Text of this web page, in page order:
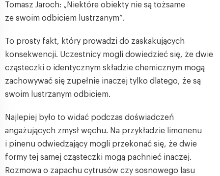
Tomasz Jaroch: „Niektóre obiekty nie są tożsame
ze swoim odbiciem lustrzanym”.
To prosty fakt, który prowadzi do zaskakujących
konsekwencji. Uczestnicy mogli dowiedzieć się, że dwie
cząsteczki o identycznym składzie chemicznym mogą
zachowywać się zupełnie inaczej tylko dlatego, że są
swoim lustrzanym odbiciem.
Najlepiej było to widać podczas doświadczeń
angażujących zmysł węchu. Na przykładzie limonenu
i pinenu odwiedzający mogli przekonać się, że dwie
formy tej samej cząsteczki mogą pachnieć inaczej.
Rozmowa o zapachu cytrusów czy sosnowego lasu